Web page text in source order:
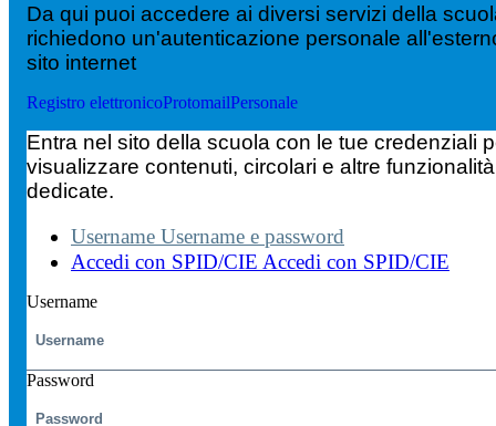
Da qui puoi accedere ai diversi servizi della
richiedono un'autenticazione personale
sito internet
Registro elettronicoProtomailPersonale
Entra nel sito della scuola con le tue credenziali
visualizzare contenuti, circolari e altre
dedicate.
Username Username e password
Accedi con SPID/CIE Accedi con SPID/CIE
Username
Password